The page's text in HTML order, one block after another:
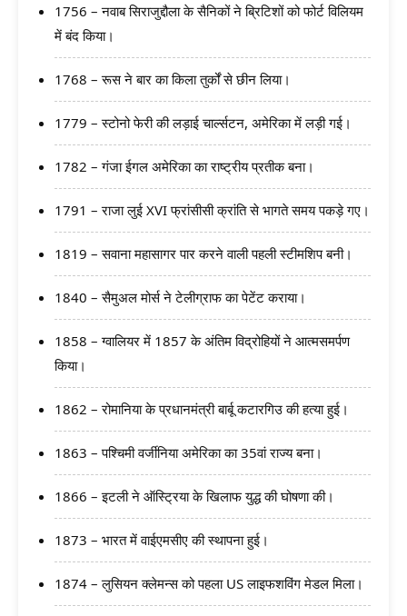
1756 – नवाब सिराजुद्दौला के सैनिकों ने ब्रिटिशों को फोर्ट विलियम
में बंद किया।
1768 – रूस ने बार का किला तुर्कों से छीन लिया।
1779 – स्टोनो फेरी की लड़ाई चार्ल्सटन, अमेरिका में लड़ी गई।
1782 – गंजा ईगल अमेरिका का राष्ट्रीय प्रतीक बना।
1791 – राजा लुई XVI फ्रांसीसी क्रांति से भागते समय पकड़े गए।
1819 – सवाना महासागर पार करने वाली पहली स्टीमशिप बनी।
1840 – सैमुअल मोर्स ने टेलीग्राफ का पेटेंट कराया।
1858 – ग्वालियर में 1857 के अंतिम विद्रोहियों ने आत्मसमर्पण
किया।
1862 – रोमानिया के प्रधानमंत्री बार्बू कटारगिउ की हत्या हुई।
1863 – पश्चिमी वर्जीनिया अमेरिका का 35वां राज्य बना।
1866 – इटली ने ऑस्ट्रिया के खिलाफ युद्ध की घोषणा की।
1873 – भारत में वाईएमसीए की स्थापना हुई।
1874 – लुसियन क्लेमन्स को पहला US लाइफशविंग मेडल मिला।